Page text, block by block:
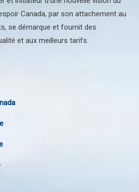
Canada, par son attachement au
se démarque et fournit des
et aux meilleurs tarifs.